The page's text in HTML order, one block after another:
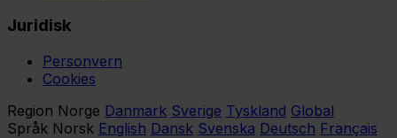
Juridisk
Personvern
Cookies
Region Norge Danmark Sverige Tyskland Global
Språk Norsk English Dansk Svenska Deutsch Français